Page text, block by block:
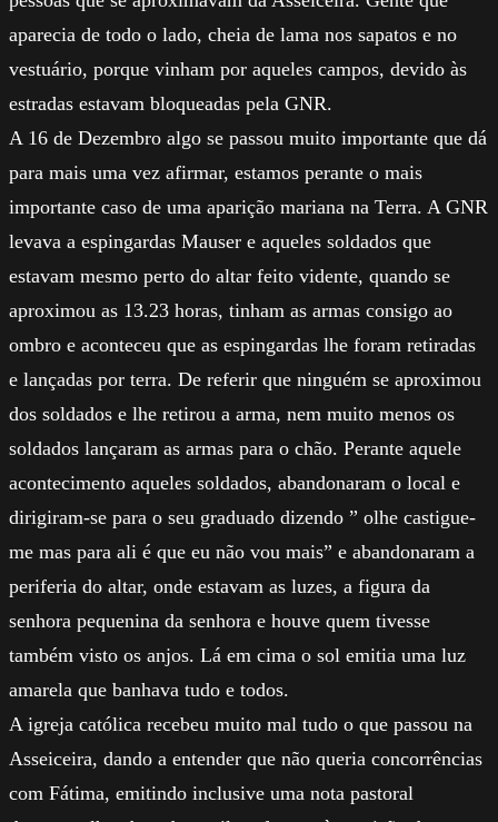
aparecia de todo o lado, cheia de lama nos sapatos e no
vestuário, porque vinham por aqueles campos, devido às
estradas estavam bloqueadas pela GNR.
A 16 de Dezembro algo se passou muito importante que dá
para mais uma vez afirmar, estamos perante o mais
importante caso de uma aparição mariana na Terra. A GNR
levava a espingardas Mauser e aqueles soldados que
estavam mesmo perto do altar feito vidente, quando se
aproximou as 13.23 horas, tinham as armas consigo ao
ombro e aconteceu que as espingardas lhe foram retiradas
e lançadas por terra. De referir que ninguém se aproximou
dos soldados e lhe retirou a arma, nem muito menos os
soldados lançaram as armas para o chão. Perante aquele
acontecimento aqueles soldados, abandonaram o local e
dirigiram-se para o seu graduado dizendo ” olhe castigue-
me mas para ali é que eu não vou mais” e abandonaram a
periferia do altar, onde estavam as luzes, a figura da
senhora pequenina da senhora e houve quem tivesse
também visto os anjos. Lá em cima o sol emitia uma luz
amarela que banhava tudo e todos.
A igreja católica recebeu muito mal tudo o que passou na
Asseiceira, dando a entender que não queria concorrências
com Fátima, emitindo inclusive uma nota pastoral